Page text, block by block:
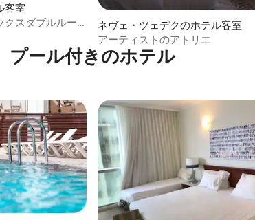
客室
クスダブルルー
ネヴェ・ツェデクのホテル客室
アーティストのアトリエ
プール付きのホ⁠テ⁠ル